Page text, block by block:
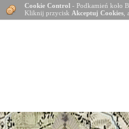
Cookie Control - Podkamień koło
Kliknij przycisk Akceptuj Cookies